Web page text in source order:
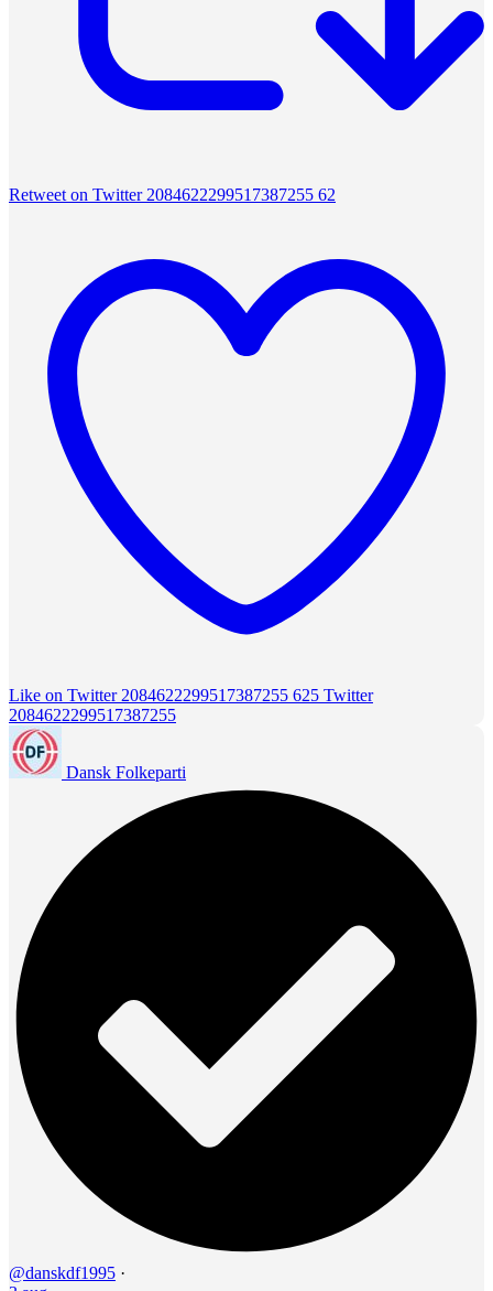
Retweet on Twitter 2084622299517387255 62
Like on Twitter 2084622299517387255 625 Twitter
2084622299517387255
Dansk Folkeparti
@danskdf1995 ·